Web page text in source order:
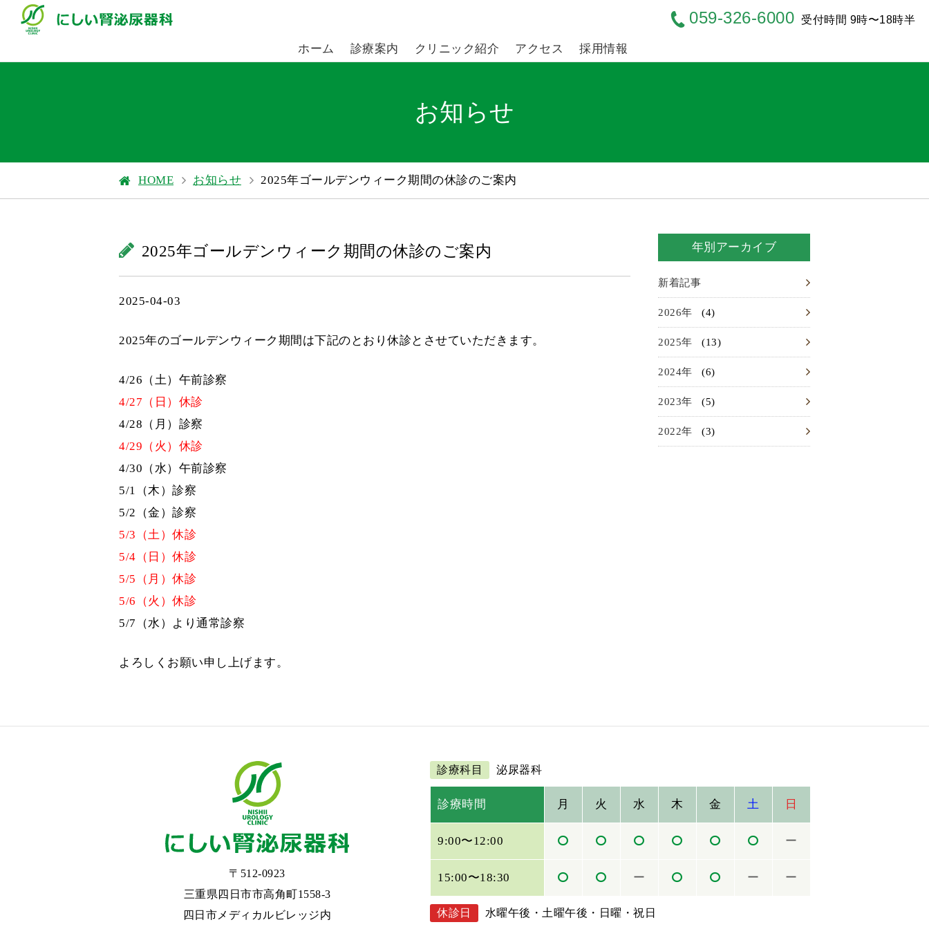
ホーム 診療案内 クリニック紹介 アクセス 採用情報
059-326-6000 受付時間 9時〜18時半
お知らせ
HOME お知らせ 2025年ゴールデンウィーク期間の休診のご案内
2025年ゴールデンウィーク期間の休診のご案内
2025-04-03
2025年のゴールデンウィーク期間は下記のとおり休診とさせていただきます。
4/26（土）午前診察
4/27（日）休診
4/28（月）診察
4/29（火）休診
4/30（水）午前診察
5/1（木）診察
5/2（金）診察
5/3（土）休診
5/4（日）休診
5/5（月）休診
5/6（火）休診
5/7（水）より通常診察
よろしくお願い申し上げます。
年別アーカイブ
新着記事
2026 (4)
2025 (13)
2024 (6)
2023 (5)
2022 (3)
〒512-0923
三重県四日市市高角町1558-3
四日市メディカルビレッジ内
診療科目 泌尿器科
診療時間 月 火 水 木 金 土 日
9:00〜12:00 ー
15:00〜18:30 ー ー ー
休診日 水曜午後・土曜午後・日曜・祝日